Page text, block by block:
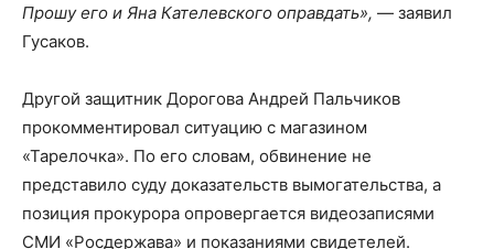
Прошу его и Яна Кателевского оправдать», — заявил
Гусаков.
Другой защитник Дорогова Андрей Пальчиков
прокомментировал ситуацию с магазином
«Тарелочка». По его словам, обвинение не
представило суду доказательств вымогательства, а
позиция прокурора опровергается видеозаписями
СМИ «Росдержава» и показаниями свидетелей.